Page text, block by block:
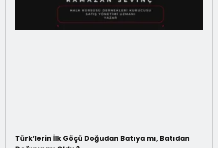
Türk’lerin İlk Göçü Doğudan Batıya mı, Batıdan